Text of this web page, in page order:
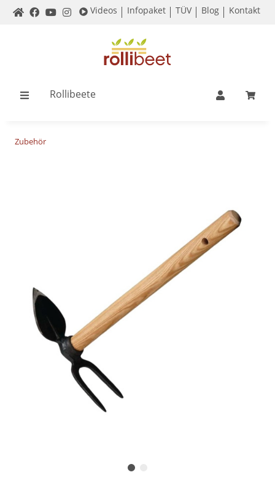
Videos Infopaket TÜV Blog Kontakt
Rollibeete
Zubehör